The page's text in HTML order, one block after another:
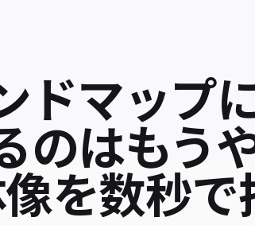
ドマップ
のはもう
を数秒で